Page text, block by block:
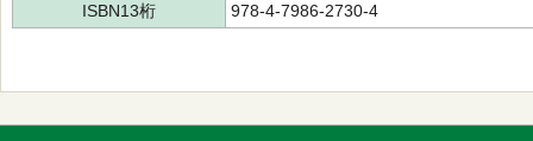
ISBN13桁
978-4-7986-2730-4